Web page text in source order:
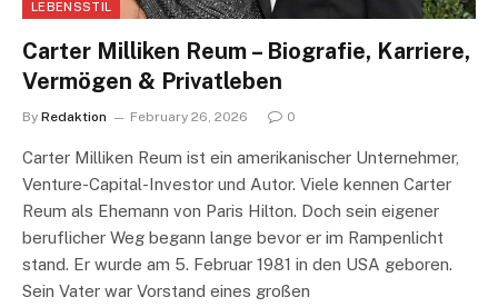
LEBENSSTIL
Carter Milliken Reum – Biografie, Karriere,
Vermögen & Privatleben
By Redaktion February 26, 2026 0
Carter Milliken Reum ist ein amerikanischer Unternehmer,
Venture-Capital-Investor und Autor. Viele kennen Carter
Reum als Ehemann von Paris Hilton. Doch sein eigener
beruflicher Weg begann lange bevor er im Rampenlicht
stand. Er wurde am 5. Februar 1981 in den USA geboren.
Sein Vater war Vorstand eines großen